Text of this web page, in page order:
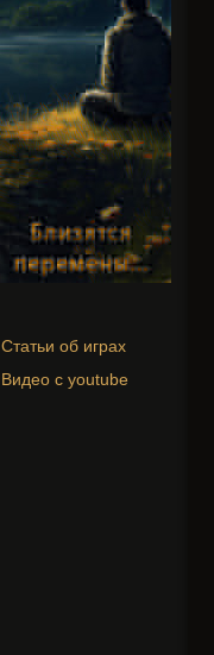
Статьи об играх
Видео с youtube